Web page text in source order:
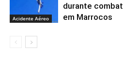
Acidente Aéreo
durante
em Marrocos